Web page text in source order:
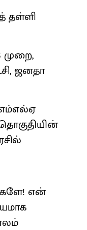
தள்ளி
முறை,
ஜனதா
என்